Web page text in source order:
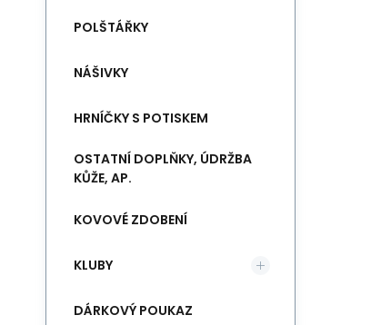
POLŠTÁŘKY
NÁŠIVKY
HRNÍČKY S POTISKEM
OSTATNÍ DOPLŇKY, ÚDRŽBA
KŮŽE, AP.
KOVOVÉ ZDOBENÍ
KLUBY
DÁRKOVÝ POUKAZ